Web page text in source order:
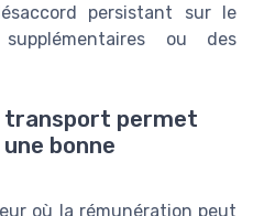
persistant sur le
ou des
transport permet
bonne
où la rémunération peut